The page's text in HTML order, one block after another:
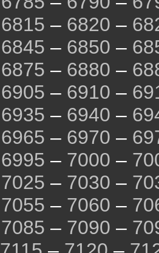
6815 – 6820 –
6845 – 6850 –
6875 – 6880 –
6905 – 6910 –
6935 – 6940 –
6965 – 6970 –
6995 – 7000 –
7025 – 7030 –
7055 – 7060 –
7085 – 7090 –